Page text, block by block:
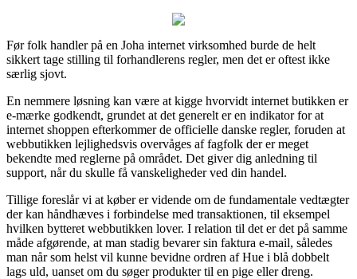
Før folk handler på en Joha internet virksomhed burde de helt
sikkert tage stilling til forhandlerens regler, men det er oftest ikke
særlig sjovt.
En nemmere løsning kan være at kigge hvorvidt internet butikken er
e-mærke godkendt, grundet at det generelt er en indikator for at
internet shoppen efterkommer de officielle danske regler, foruden at
webbutikken lejlighedsvis overvåges af fagfolk der er meget
bekendte med reglerne på området. Det giver dig anledning til
support, når du skulle få vanskeligheder ved din handel.
Tillige foreslår vi at køber er vidende om de fundamentale vedtægter
der kan håndhæves i forbindelse med transaktionen, til eksempel
hvilken bytteret webbutikken lover. I relation til det er det på samme
måde afgørende, at man stadig bevarer sin faktura e-mail, således
man når som helst vil kunne bevidne ordren af Hue i blå dobbelt
lags uld, uanset om du søger produkter til en pige eller dreng.